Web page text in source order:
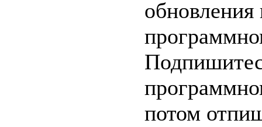
обновления
потом